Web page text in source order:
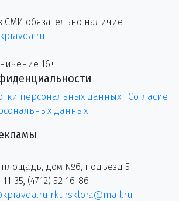
СМИ обязательно наличие
kpravda.ru.
16+
персональных данных
Согласие
данных
площадь, дом №6, подъезд 5
35, (4712) 52-16-86
rkursklora@mail.ru